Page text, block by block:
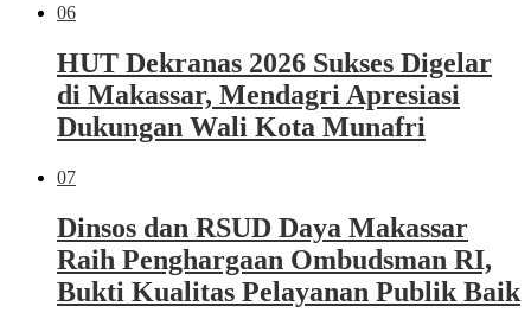
06
HUT Dekranas 2026 Sukses Digelar
di Makassar, Mendagri Apresiasi
Dukungan Wali Kota Munafri
07
Dinsos dan RSUD Daya Makassar
Raih Penghargaan Ombudsman RI,
Bukti Kualitas Pelayanan Publik Baik